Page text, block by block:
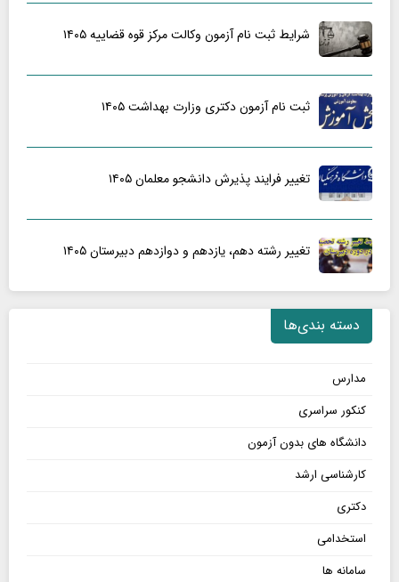
شرایط ثبت نام آزمون وکالت مرکز قوه قضاییه ۱۴۰۵
ثبت نام آزمون دکتری وزارت بهداشت ۱۴۰۵
تغییر فرایند پذیرش دانشجو معلمان ۱۴۰۵
تغییر رشته دهم، یازدهم و دوازدهم دبیرستان ۱۴۰۵
دسته بندی‌ها
مدارس
کنکور سراسری
دانشگاه های بدون آزمون
کارشناسی ارشد
دکتری
استخدامی
سامانه ها